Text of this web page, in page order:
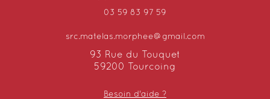
03 59 83 97 59
src.matelas.morphee@gmail.com
93 Rue du Touquet
59200 Tourcoing
Besoin d'aide ?